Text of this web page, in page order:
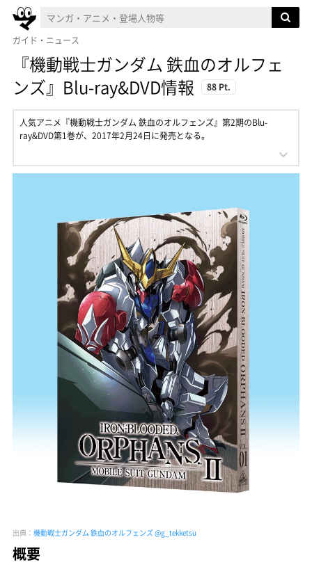
ガイド・ニュース
『機動戦士ガンダム 鉄血のオルフェ
ンズ』Blu-ray&DVD情報
88 Pt.
人気アニメ『機動戦士ガンダム 鉄血のオルフェンズ』第2期のBlu-
ray&DVD第1巻が、2017年2月24日に発売となる。
出典： 機動戦士ガンダム 鉄血のオルフェンズ @g_tekketsu
概要